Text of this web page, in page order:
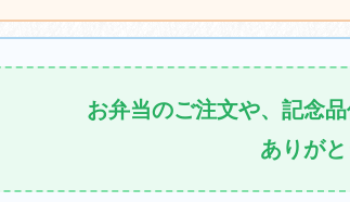
お弁当のご注文や、記念
ありがと